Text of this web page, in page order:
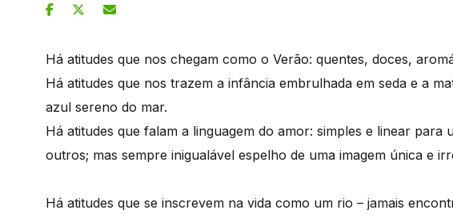
Há atitudes que nos chegam como o Verão: quentes, doces,
Há atitudes que nos trazem a infância embrulhada em seda e a
azul sereno do mar.
Há atitudes que falam a linguagem do amor: simples e linear para
outros; mas sempre inigualável espelho de uma imagem única e
Há atitudes que se inscrevem na vida como um rio – jamais